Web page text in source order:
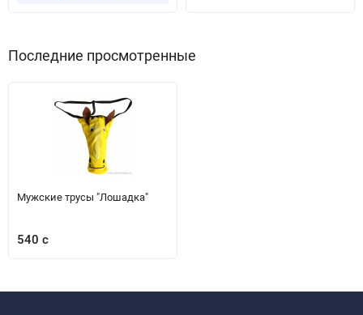
Последние просмотренные
Мужские трусы "Лошадка"
540 с